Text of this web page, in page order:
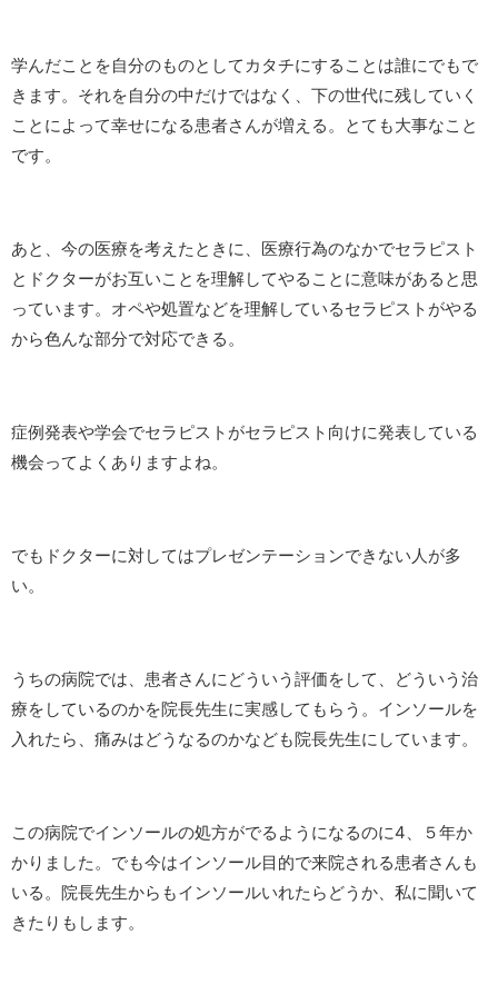
学んだことを自分のものとしてカタチにすることは誰にでもで
きます。それを自分の中だけではなく、下の世代に残していく
ことによって幸せになる患者さんが増える。とても大事なこと
です。
あと、今の医療を考えたときに、医療行為のなかでセラピスト
とドクターがお互いことを理解してやることに意味があると思
っています。オペや処置などを理解しているセラピストがやる
から色んな部分で対応できる。
症例発表や学会でセラピストがセラピスト向けに発表している
機会ってよくありますよね。
でもドクターに対してはプレゼンテーションできない人が多
い。
うちの病院では、患者さんにどういう評価をして、どういう治
療をしているのかを院長先生に実感してもらう。インソールを
入れたら、痛みはどうなるのかなども院長先生にしています。
この病院でインソールの処方がでるようになるのに4、５年か
かりました。でも今はインソール目的で来院される患者さんも
いる。院長先生からもインソールいれたらどうか、私に聞いて
きたりもします。